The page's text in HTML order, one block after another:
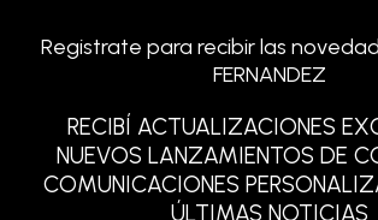
Registrate para recibir las
FERNANDEZ
RECIBÍ ACTUALIZACIONES
NUEVOS LANZAMIENTOS DE
COMUNICACIONES
ÚLTIMAS NOTICIAS